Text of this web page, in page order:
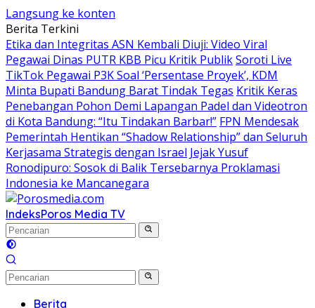
Langsung ke konten
Berita Terkini
Etika dan Integritas ASN Kembali Diuji: Video Viral
Pegawai Dinas PUTR KBB Picu Kritik PublikSoroti Live
TikTok Pegawai P3K Soal ‘Persentase Proyek’, KDM
Minta Bupati Bandung Barat Tindak Tegas Kritik Keras
Penebangan Pohon Demi Lapangan Padel dan Videotron
di Kota Bandung: “Itu Tindakan Barbar!” FPN Mendesak
Pemerintah Hentikan “Shadow Relationship” dan Seluruh
Kerjasama Strategis dengan Israel Jejak Yusuf
Ronodipuro: Sosok di Balik Tersebarnya Proklamasi
Indonesia ke Mancanegara
IndeksPoros Media TV
Berita